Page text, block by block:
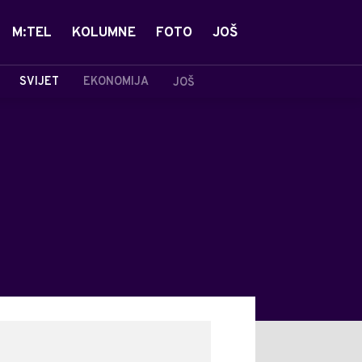
SVIJET EKONOMIJA JOŠ
M:TEL KOLUMNE FOTO JOŠ